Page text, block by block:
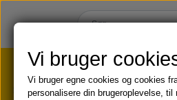
Vi bruger
Vi bruger egne cookies og cookies
personalisere din brugeroplevelse,